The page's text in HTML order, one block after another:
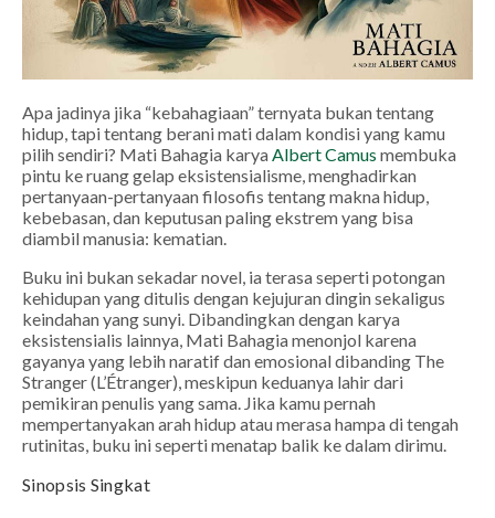
Apa jadinya jika “kebahagiaan” ternyata bukan tentang
hidup, tapi tentang berani mati dalam kondisi yang kamu
pilih sendiri? Mati Bahagia karyaAlbert Camus membuka
pintu ke ruang gelap eksistensialisme, menghadirkan
pertanyaan-pertanyaan filosofis tentang makna hidup,
kebebasan, dan keputusan paling ekstrem yang bisa
diambil manusia: kematian.
Buku ini bukan sekadar novel, ia terasa seperti potongan
kehidupan yang ditulis dengan kejujuran dingin sekaligus
keindahan yang sunyi. Dibandingkan dengan karya
eksistensialis lainnya, Mati Bahagiamenonjol karena
gayanya yang lebih naratif dan emosional dibanding The
Stranger(L’Étranger), meskipun keduanya lahir dari
pemikiran penulis yang sama. Jika kamu pernah
mempertanyakan arah hidup atau merasa hampa di tengah
rutinitas, buku ini seperti menatap balik ke dalam dirimu.
Sinopsis Singkat